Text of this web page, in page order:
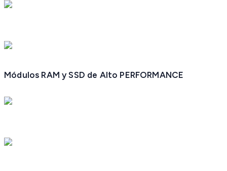
Módulos RAM y SSD de Alto PERFORMANCE